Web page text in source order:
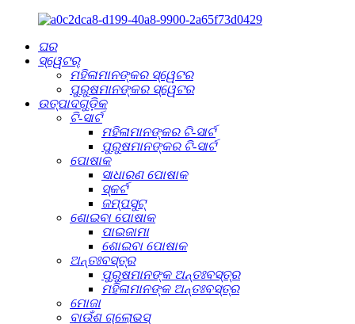
ଘର
ସ୍ୱେଟର୍
ମହିଳାମାନଙ୍କର ସ୍ୱେଟର
ପୁରୁଷମାନଙ୍କର ସ୍ୱେଟର
ଉତ୍ପାଦଗୁଡ଼ିକ
ଟି-ସାର୍ଟ
ମହିଳାମାନଙ୍କର ଟି-ସାର୍ଟ
ପୁରୁଷମାନଙ୍କର ଟି-ସାର୍ଟ
ପୋଷାକ
ସାଧାରଣ ପୋଷାକ
ସ୍କର୍ଟ
ଜମ୍ପସୁଟ୍
ଶୋଇବା ପୋଷାକ
ପାଇଜାମା
ଶୋଇବା ପୋଷାକ
ଅନ୍ତଃବସ୍ତ୍ର
ପୁରୁଷମାନଙ୍କ ଅନ୍ତଃବସ୍ତ୍ର
ମହିଳାମାନଙ୍କ ଅନ୍ତଃବସ୍ତ୍ର
ମୋଜା
ବାଉଁଶ ଗ୍ଲୋଭସ୍